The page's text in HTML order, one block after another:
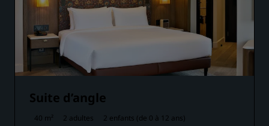
Suite d’angle
40 m² 2 adultes
2 enfants (de 0 à 12 ans)